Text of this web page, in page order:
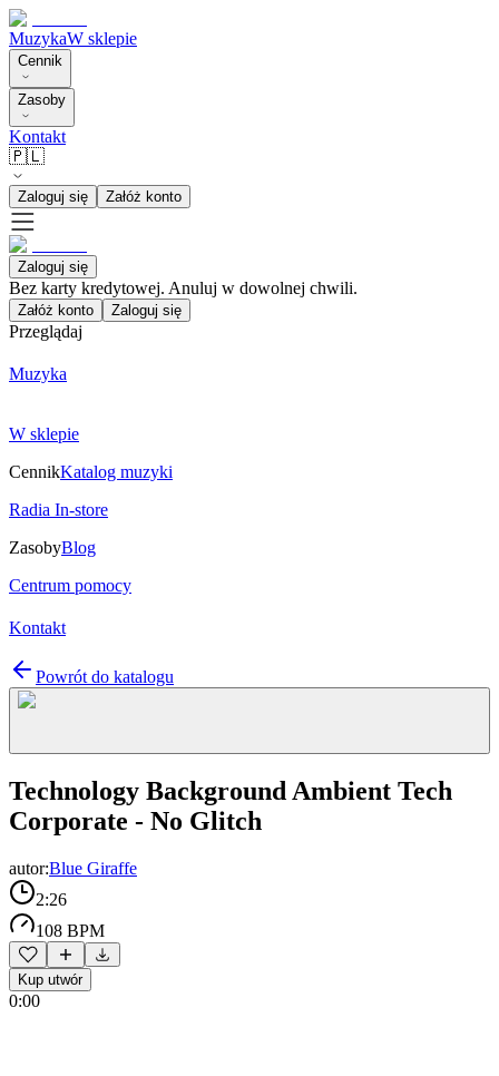
MuzykaW sklepie
Cennik
Zasoby
Kontakt
🇵🇱
Zaloguj się Załóż konto
Zaloguj się
Bez karty kredytowej. Anuluj w dowolnej chwili.
Załóż konto Zaloguj się
Przeglądaj
Muzyka
W sklepie
CennikKatalog muzyki
Radia In-store
ZasobyBlog
Centrum pomocy
Kontakt
Powrót do katalogu
Technology Background Ambient Tech
Corporate - No Glitch
autor:Blue Giraffe
2:26
108 BPM
Kup utwór
0:00